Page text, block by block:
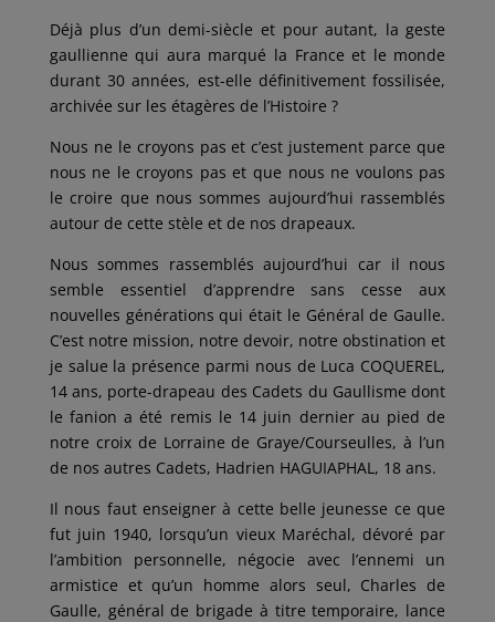
Déjà plus d’un demi-siècle et pour autant, la geste
gaullienne qui aura marqué la France et le monde
durant 30 années, est-elle définitivement fossilisée,
archivée sur les étagères de l’Histoire ?
Nous ne le croyons pas et c’est justement parce que
nous ne le croyons pas et que nous ne voulons pas
le croire que nous sommes aujourd’hui rassemblés
autour de cette stèle et de nos drapeaux.
Nous sommes rassemblés aujourd’hui car il nous
semble essentiel d’apprendre sans cesse aux
nouvelles générations qui était le Général de Gaulle.
C’est notre mission, notre devoir, notre obstination et
je salue la présence parmi nous de Luca COQUEREL,
14 ans, porte-drapeau des Cadets du Gaullisme dont
le fanion a été remis le 14 juin dernier au pied de
notre croix de Lorraine de Graye/Courseulles, à l’un
de nos autres Cadets, Hadrien HAGUIAPHAL, 18 ans.
Il nous faut enseigner à cette belle jeunesse ce que
fut juin 1940, lorsqu’un vieux Maréchal, dévoré par
l’ambition personnelle, négocie avec l’ennemi un
armistice et qu’un homme alors seul, Charles de
Gaulle, général de brigade à titre temporaire, lance